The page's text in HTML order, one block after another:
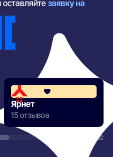
оставляйтезаявку на
3.6
Ярнет
15 отзывов
РАЗВЕРНУТЬ